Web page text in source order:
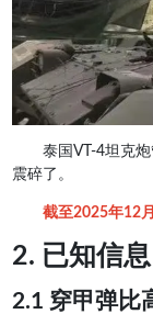
泰国VT-4坦克
震碎了。
截至2025年12
2. 已知信息
2.1 穿甲弹比